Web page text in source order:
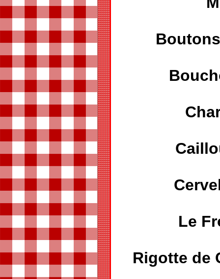
Le
Rigotte